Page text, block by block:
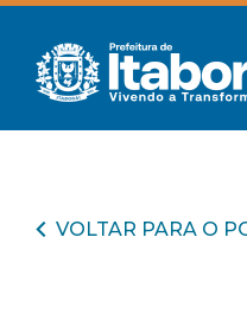
VOLTAR PARA O